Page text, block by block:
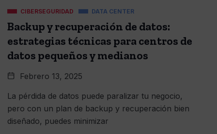
CIBERSEGURIDAD DATA CENTER
Backup y recuperación de datos:
estrategias técnicas para centros de
datos pequeños y medianos
Febrero 13, 2025
La pérdida de datos puede paralizar tu negocio,
pero con un plan de backup y recuperación bien
diseñado, puedes minimizar